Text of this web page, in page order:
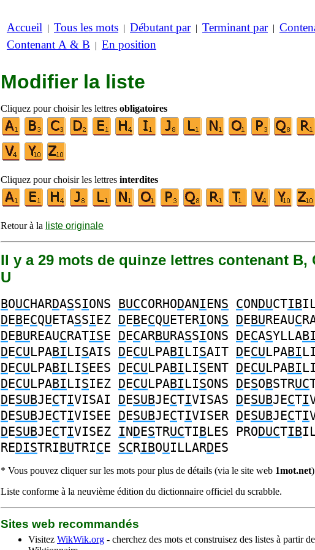
Accueil | Tous les mots | Débutant par| Terminant par|
Contenant A & B | En position
Modifier la liste
Cliquez pour choisir les lettres obligatoires
Cliquez pour choisir les lettres interdites
Retour à la liste originale
Il y a 29 mots de quinze lettres contenant B,
U
BOUCHARDASSIONS BUCCORHODANIENS CONDUCTIB
DEBECQUETASSIEZ DEBECQUETERIONS DEBUREAUC
DEBUREAUCRATISE DECARBURASSIONS DECASYLLABI
DECULPABILISAIS DECULPABILISAIT DECULPABILI
DECULPABILISEES DECULPABILISENT DECULPABILI
DECULPABILISIEZ DECULPABILISONS DESOBSTRUC
DESUBJECTIVISAI DESUBJECTIVISAS DESUBJECTI
DESUBJECTIVISEE DESUBJECTIVISER DESUBJECTI
DESUBJECTIVISEZ INDESTRUCTIBLES PRODUCTIB
REDISTRIBUTRICE SCRIBOUILLARDES
* Vous pouvez cliquer sur les mots pour plus de détails (via le site web 1mot.net
Liste conforme à la neuvième édition du dictionnaire officiel du scrabble.
Sites web recommandés
Visitez WikWik.org - cherchez des mots et construisez des listes à partir